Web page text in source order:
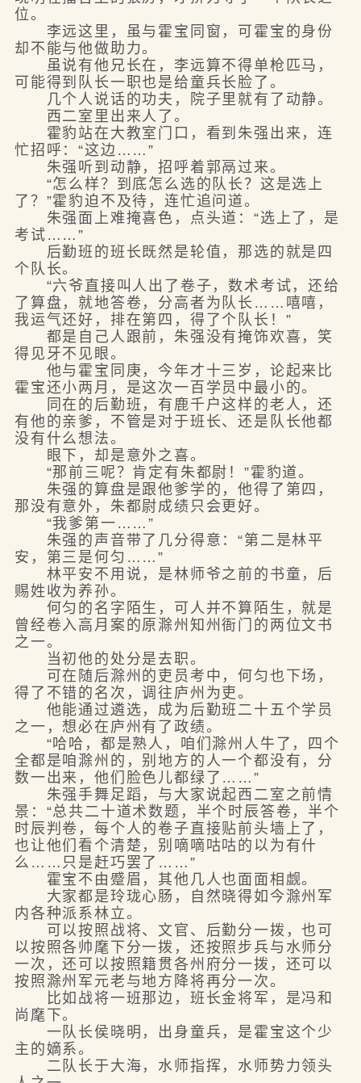
位。
李远这里，虽与霍宝同窗，可霍宝的身份
却不能与他做助力。
虽说有他兄长在，李远算不得单枪匹马，
可能得到队长一职也是给童兵长脸了。
几个人说话的功夫，院子里就有了动静。
西二室里出来人了。
霍豹站在大教室门口，看到朱强出来，连
忙招呼：“这边……”
朱强听到动静，招呼着郭鬲过来。
“怎么样？到底怎么选的队长？这是选上
了？”霍豹迫不及待，连忙追问道。
朱强面上难掩喜色，点头道：“选上了，是
考试……”
后勤班的班长既然是轮值，那选的就是四
个队长。
“六爷直接叫人出了卷子，数术考试，还给
了算盘，就地答卷，分高者为队长……嘻嘻，
我运气还好，排在第四，得了个队长！”
都是自己人跟前，朱强没有掩饰欢喜，笑
得见牙不见眼。
他与霍宝同庚，今年才十三岁，论起来比
霍宝还小两月，是这次一百学员中最小的。
同在的后勤班，有鹿千户这样的老人，还
有他的亲爹，不管是对于班长、还是队长他都
没有什么想法。
眼下，却是意外之喜。
“那前三呢？肯定有朱都尉！”霍豹道。
朱强的算盘是跟他爹学的，他得了第四，
那没有意外，朱都尉成绩只会更好。
“我爹第一……”
朱强的声音带了几分得意：“第二是林平
安，第三是何匀……”
林平安不用说，是林师爷之前的书童，后
赐姓收为养孙。
何匀的名字陌生，可人并不算陌生，就是
曾经卷入高月案的原滁州知州衙门的两位文书
之一。
当初他的处分是去职。
可在随后滁州的吏员考中，何匀也下场，
得了不错的名次，调往庐州为吏。
他能通过遴选，成为后勤班二十五个学员
之一，想必在庐州有了政绩。
“哈哈，都是熟人，咱们滁州人牛了，四个
全都是咱滁州的，别地方的人一个都没有，分
数一出来，他们脸色儿都绿了……”
朱强手舞足蹈，与大家说起西二室之前情
景：“总共二十道术数题，半个时辰答卷，半个
时辰判卷，每个人的卷子直接贴前头墙上了，
也让他们看个清楚，别嘀嘀咕咕的以为有什
么……只是赶巧罢了……”
霍宝不由蹙眉，其他几人也面面相觑。
大家都是玲珑心肠，自然晓得如今滁州军
内各种派系林立。
可以按照战将、文官、后勤分一拨，也可
以按照各帅麾下分一拨，还按照步兵与水师分
一次，还可以按照籍贯各州府分一拨，还可以
按照滁州军元老与地方降将再分一次。
比如战将一班那边，班长金将军，是冯和
尚麾下。
一队长侯晓明，出身童兵，是霍宝这个少
主的嫡系。
二队长于大海，水师指挥，水师势力领头